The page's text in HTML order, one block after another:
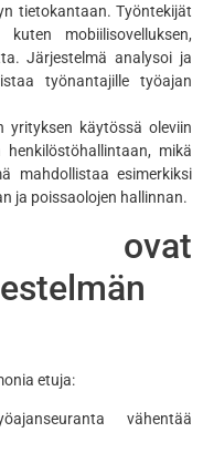
tietokantaan. Työntekijät
mobiilisovelluksen,
Järjestelmä analysoi ja
työnantajille työajan
yrityksen käytössä oleviin
mikä
mahdollistaa esimerkiksi
ja poissaolojen hallinnan.
etuja:
vähentää